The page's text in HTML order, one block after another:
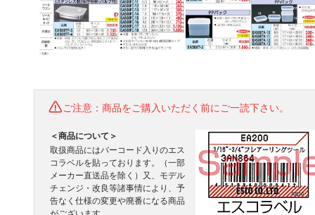
ご注意：商品をご購入いただく前にご一読下さい。
＜商品について＞
取扱商品にはバーコード入りのエス
コラベルを貼っております。（一部
メーカー直送品を除く）又、モデル
チェンジ・改良等諸事情により、予
告なく仕様の変更や廃番になる商品